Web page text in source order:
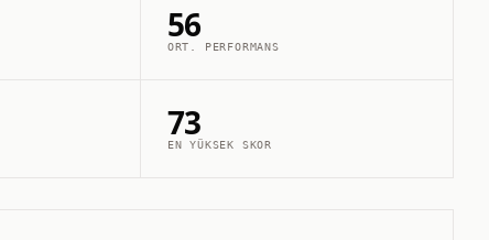
56
ORT. PERFORMANS
73
EN YÜKSEK SKOR